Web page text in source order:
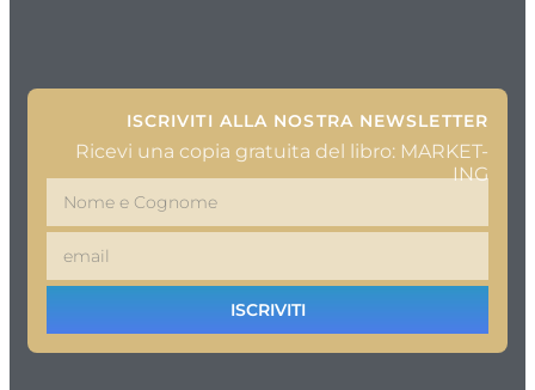
ISCRIVITI ALLA NOSTRA NEWSLETTER
Ricevi una copia gratuita del libro: MARKET-
ING
ISCRIVITI